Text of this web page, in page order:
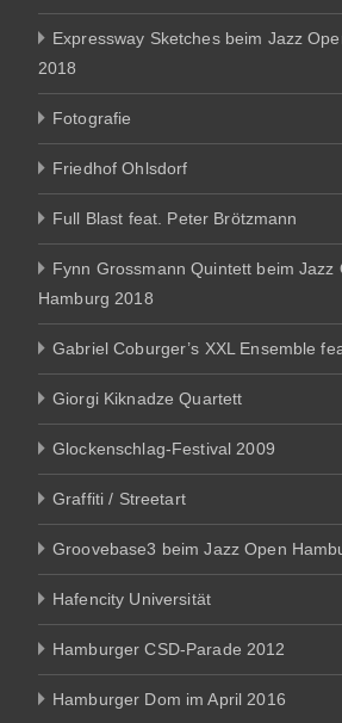
Expressway Sketches beim Jazz
2018
Fotografie
Friedhof Ohlsdorf
Full Blast feat. Peter Brötzmann
Fynn Grossmann Quintett beim Jazz
Hamburg 2018
Gabriel Coburger’s XXL Ensemble
Giorgi Kiknadze Quartett
Glockenschlag-Festival 2009
Graffiti / Streetart
Groovebase3 beim Jazz Open
Hafencity Universität
Hamburger CSD-Parade 2012
Hamburger Dom im April 2016